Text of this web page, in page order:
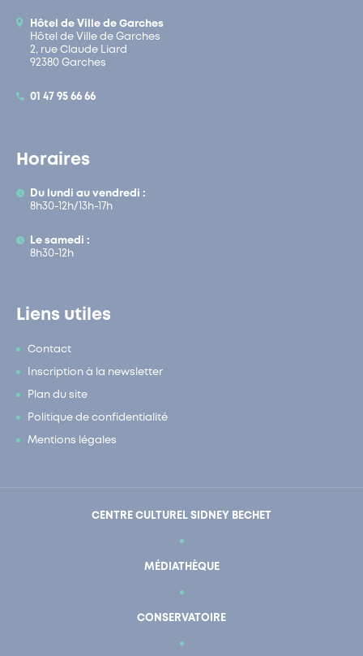
Hôtel de Ville de Garches
Hôtel de Ville de Garches
2, rue Claude Liard
92380 Garches
01 47 95 66 66
Horaires
Du lundi au vendredi :
8h30-12h/13h-17h
Le samedi :
8h30-12h
Liens utiles
Contact
Inscription à la newsletter
Plan du site
Politique de confidentialité
Mentions légales
CENTRE CULTUREL SIDNEY BECHET
MÉDIATHÈQUE
CONSERVATOIRE